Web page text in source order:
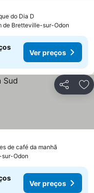
do Dia D
de Bretteville-sur-Odon
Ver preços
Partilhar
de café da manhã
sur-Odon
Ver preços